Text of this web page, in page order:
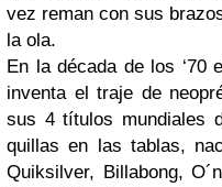
vez reman con sus
la ola.
En la década de los ‘70
inventa el traje de
sus 4 títulos mundiales
quillas en las tablas,
Quiksilver, Billabong,